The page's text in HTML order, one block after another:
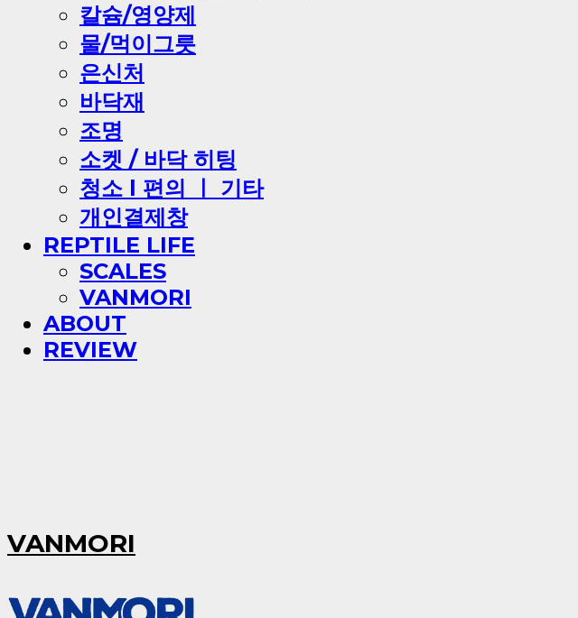
칼슘/영양제
물/먹이그릇
은신처
바닥재
조명
소켓 / 바닥 히팅
청소 l 편의 ㅣ 기타
개인결제창
REPTILE LIFE
SCALES
VANMORI
ABOUT
REVIEW
VANMORI